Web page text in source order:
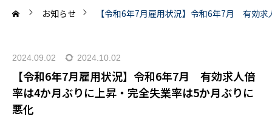
お知らせ 【令和6年7月雇用状況】令和6年7月 有効
2024.09.02 2024.10.02
【令和6年7月雇用状況】令和6年7月 有効求人倍
率は4か月ぶりに上昇・完全失業率は5か月ぶりに
悪化